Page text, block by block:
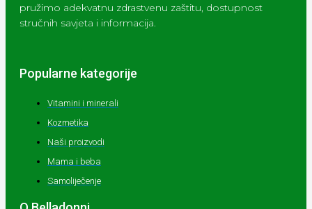
pružimo adekvatnu zdrastvenu zaštitu, dostupnost
stručnih savjeta i informacija.
Popularne kategorije
Vitamini i minerali
Kozmetika
Naši proizvodi
Mama i beba
Samoliječenje